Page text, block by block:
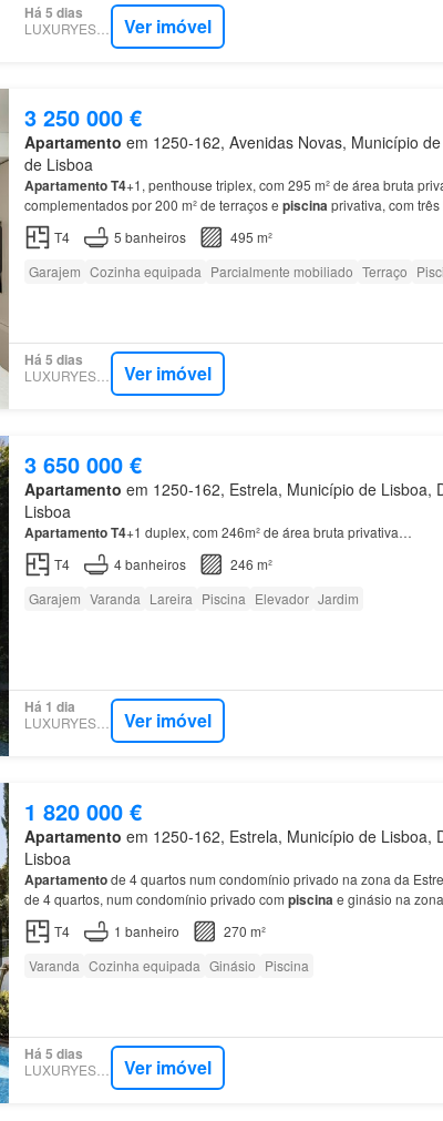
Há 5 dias
LUXURYESTATE Ver imóvel
3 250 000 €
Apartamento em 1250-162, Avenidas Novas, Município
de Lisboa
ApartamentoT4+1, penthouse triplex, com 295 m² de área bruta
complementados por 200 m² de terraços e piscinaprivativa, com
garagem e duas arrecadações, inserido em condomínio exclusivo,
T4 5 banheiros
495 m²
Garajem Cozinha equipada Parcialmente mobiliado Terraço
Há 5 dias
LUXURYESTATE Ver imóvel
3 650 000 €
Apartamento em 1250-162, Estrela, Município de Lisboa,
Lisboa
ApartamentoT4+1 duplex, com 246m² de área bruta privativa…
T4
4banheiros
246 m²
Garajem Varanda Lareira Piscina Elevador Jardim
Há 1 dia
LUXURYESTATE Ver imóvel
1 820 000 €
Apartamento em 1250-162, Estrela, Município de Lisboa,
Lisboa
Apartamentode 4 quartos num condomínio privado na zona da
de 4 quartos, num condomínio privado com piscinae ginásio na
incluindo duas suites com 20 m2 e 17 m2, respetivamente;~~Os
T4 1 banheiro
270 m²
Varanda Cozinha equipada Ginásio Piscina
Há 5 dias
LUXURYESTATE Ver imóvel